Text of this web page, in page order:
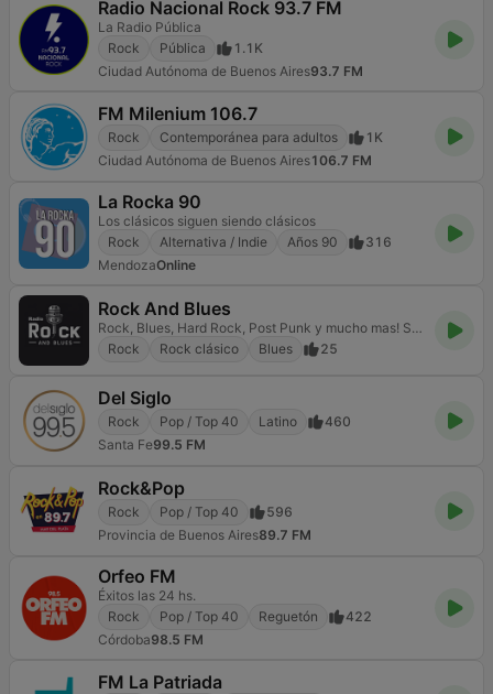
Radio Nacional Rock 93.7 FM
La Radio Pública
Rock
Pública
1.1K
Ciudad Autónoma de Buenos Aires93.7 FM
FM Milenium 106.7
Rock Contemporánea para adultos
1K
Ciudad Autónoma de Buenos Aires106.7 FM
La Rocka 90
Los clásicos siguen siendo clásicos
Rock
Alternativa / Indie Años 90
316
MendozaOnline
Rock And Blues
Rock, Blues, Hard Rock, Post Punk y mucho mas! Somos esa radio que te acompaña en todo momento. Bien
Rock
Rock clásico Blues 25
Del Siglo
Rock Pop / Top 40 Latino
460
Santa Fe99.5 FM
Rock&Pop
Rock Pop / Top 40
596
Provincia de Buenos Aires89.7 FM
Orfeo FM
Éxitos las 24 hs.
Rock
Pop / Top 40 Reguetón
422
Córdoba98.5 FM
FM La Patriada